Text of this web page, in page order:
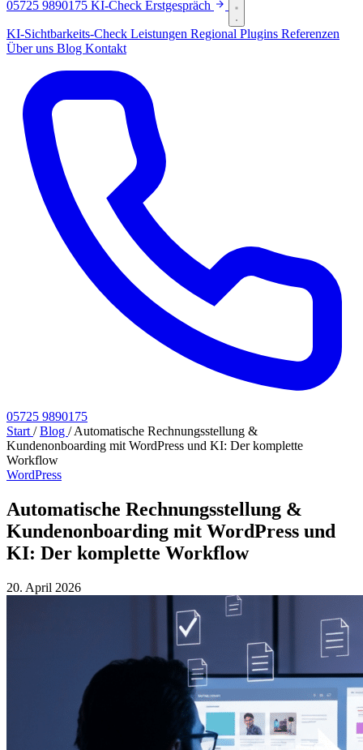
05725 9890175 KI-Check Erstgespräch
KI-Sichtbarkeits-Check Leistungen Regional Plugins Referenzen
Über uns Blog Kontakt
05725 9890175
Start / Blog / Automatische Rechnungsstellung &
Kundenonboarding mit WordPress und KI: Der komplette
Workflow
WordPress
Automatische Rechnungsstellung &
Kundenonboarding mit WordPress und
KI: Der komplette Workflow
20. April 2026